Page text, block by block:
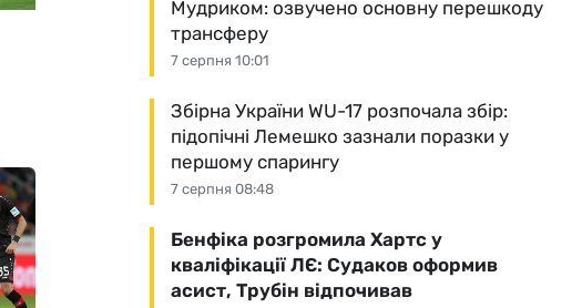
7 серпня 10:01
Мудриком: озвучено основну перешкоду
трансферу
7 серпня 08:48
Збірна України WU-17 розпочала збір:
підопічні Лемешко зазнали поразки у
першому спарингу
Бенфіка розгромила Хартс у
кваліфікації ЛЄ: Судаков оформив
асист, Трубін відпочивав